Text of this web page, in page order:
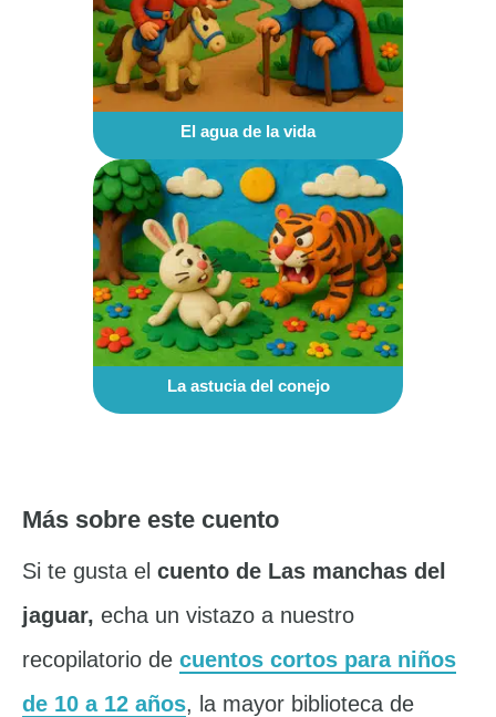
El agua de la vida
La astucia del conejo
Más sobre este cuento
Si te gusta el cuento de Las manchas del
jaguar, echa un vistazo a nuestro
recopilatorio de cuentos cortos para niños
de 10 a 12 años, la mayor biblioteca de